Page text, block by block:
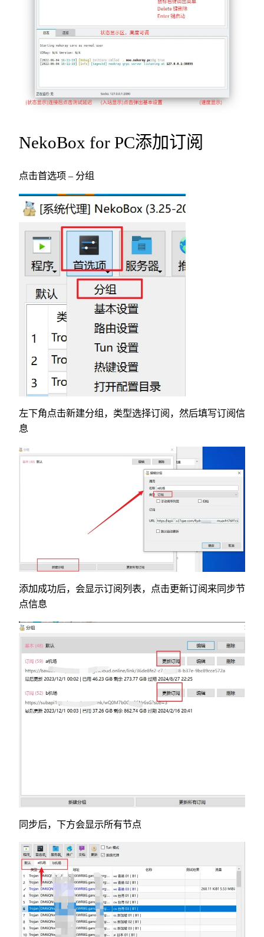
NekoBox for PC添加订阅
点击首选项 – 分组
左下角点击新建分组，类型选择订阅，然后填写订阅信
息
添加成功后，会显示订阅列表，点击更新订阅来同步节
点信息
同步后，下方会显示所有节点